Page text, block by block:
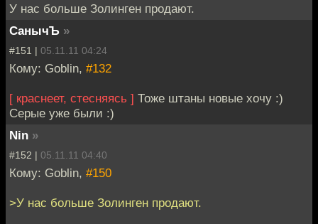
У нас больше Золинген продают.
СанычЪ »
#151 | 05.11.11 04:24
Кому: Goblin, #132
[ краснеет, стесняясь ] Тоже штаны новые хочу :)
Серые уже были :)
Nin »
#152 | 05.11.11 04:40
Кому: Goblin, #150
>У нас больше Золинген продают.